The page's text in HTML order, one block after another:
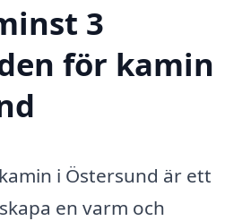
3
för kamin
i Östersund är ett
en varm och